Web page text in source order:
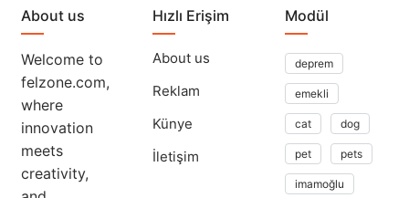
About us
Welcome to
felzone.com,
where
innovation
meets
creativity,
Hızlı Erişim
About us
Reklam
Künye
İletişim
Modül
deprem
emekli
cat dog
pet pets
imamoğlu